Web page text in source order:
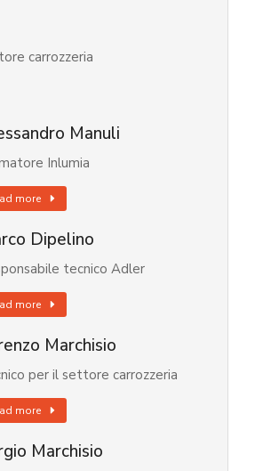
carrozzeria
Manuli
Inlumia
more
Dipelino
tecnico Adler
more
Marchisio
per il settore carrozzeria
more
Marchisio